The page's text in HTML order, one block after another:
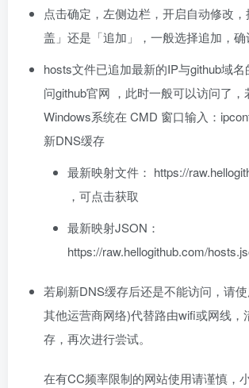
点击确定，左侧边栏，开启自动修改
盖」还是「追加」，一般选择追加，确
hosts文件已追加最新的IP与github域
问github官网 ，此时一般可以访问了，
Windows系统在 CMD 窗口输入：
新DNS缓存
最新映射文件： https://
，可点击获取
最新映射JSON：
https://raw.hellogithub.com/
若刷新DNS缓存后还是不能访问，请
其他运营商网络)代替路由wifi或网线，
存，再次进行尝试。
在有CC频率限制的网站使用请谨慎，